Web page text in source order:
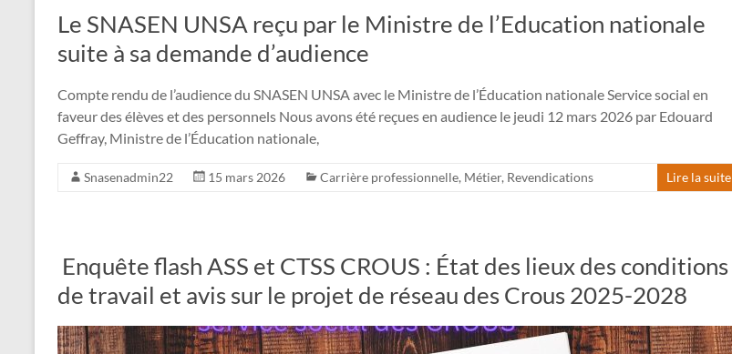
Le SNASEN UNSA reçu par le Ministre de l’Education nationale
suite à sa demande d’audience
Compte rendu de l’audience du SNASEN UNSA avec le Ministre de l’Éducation nationale Service social en
faveur des élèves et des personnels Nous avons été reçues en audience le jeudi 12 mars 2026 par Edouard
Geffray, Ministre de l’Éducation nationale,
Snasenadmin22 15 mars 2026 Carrière professionnelle, Métier, Revendications Lire la suite
Enquête flash ASS et CTSS CROUS : État des lieux des conditions
de travail et avis sur le projet de réseau des Crous 2025-2028